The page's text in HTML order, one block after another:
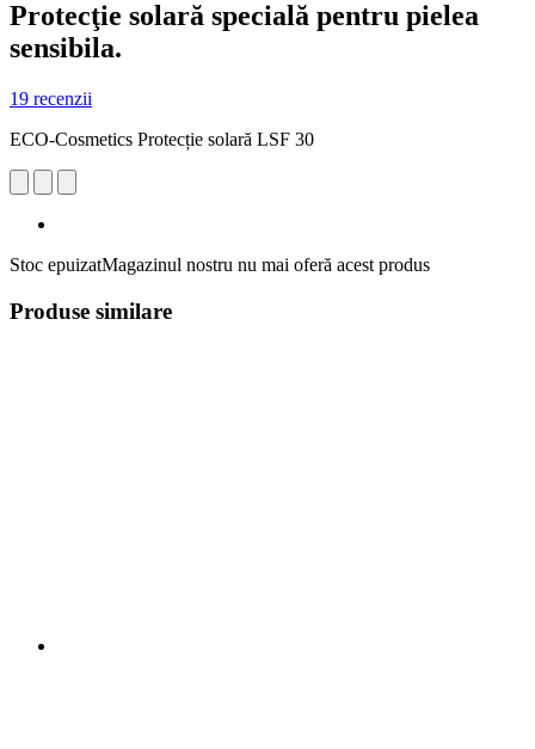
Protecţie solară specială pentru pielea
sensibila.
19 recenzii
ECO-Cosmetics Protecție solară LSF 30
Stoc epuizatMagazinul nostru nu mai oferă acest produs
Produse similare